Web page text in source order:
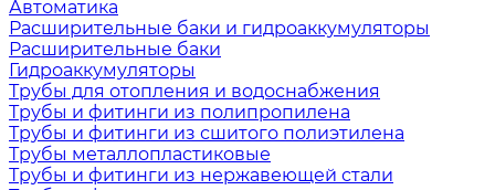
Автоматика
Расширительные баки и гидроаккумуляторы
Расширительные баки
Гидроаккумуляторы
Трубы для отопления и водоснабжения
Трубы и фитинги из полипропилена
Трубы и фитинги из сшитого полиэтилена
Трубы металлопластиковые
Трубы и фитинги из нержавеющей стали